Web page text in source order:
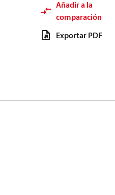
Añadir a la
comparación
Exportar PDF